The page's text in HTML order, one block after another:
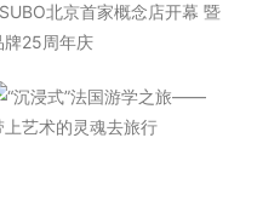
北京首家概念店开幕 暨
牌25周年庆